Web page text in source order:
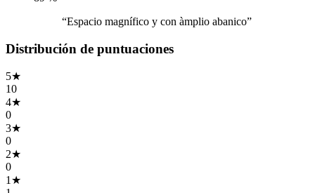
“Espacio magnífico y con àmplio abanico”
Distribución de puntuaciones
5★
10
4★
0
3★
0
2★
0
1 ★